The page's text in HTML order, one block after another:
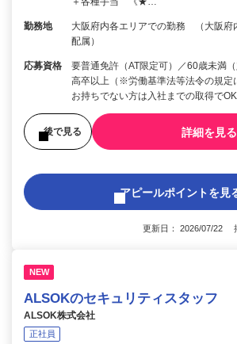
勤務地
大阪府内各エリアでの勤務 （大阪府
配属）
応募資格
要普通免許（AT限定可）／60歳未満
高卒以上（※労働基準法等法令の規
お持ちでない方は入社までの取得でOK
後で見る 詳細を見る
アピールポイントを見
更新日： 2026/07/22
NEW
ALSOKのセキュリティスタッフ
ALSOK株式会社
正社員